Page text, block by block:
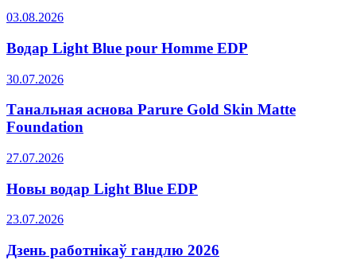
03.08.2026
Водар Light Blue pour Homme EDP
30.07.2026
Танальная аснова Parure Gold Skin Matte
Foundation
27.07.2026
Новы водар Light Blue EDP
23.07.2026
Дзень работнікаў гандлю 2026